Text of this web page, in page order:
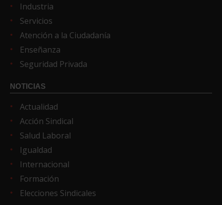
Industria
Servicios
Atención a la Ciudadanía
Enseñanza
Seguridad Privada
NOTICIAS
Actualidad
Acción Sindical
Salud Laboral
Igualdad
Internacional
Formación
Elecciones Sindicales